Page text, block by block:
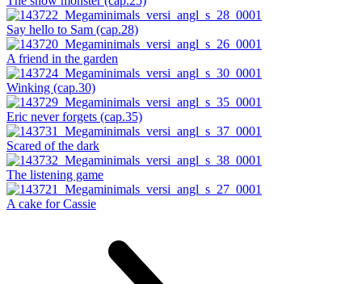
Say hello to Sam (cap.28)
A friend in the garden
Winking (cap.30)
Eric never forgets (cap.35)
Scared of the dark
The listening game
A cake for Cassie